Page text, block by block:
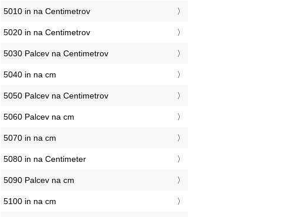
5010 in na Centimetrov
5020 in na Centimetrov
5030 Palcev na Centimetrov
5040 in na cm
5050 Palcev na Centimetrov
5060 Palcev na cm
5070 in na cm
5080 in na Centimeter
5090 Palcev na cm
5100 in na cm